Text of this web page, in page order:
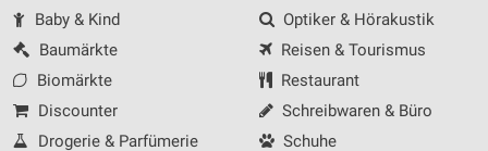
Baby & Kind
Baumärkte
Biomärkte
Discounter
Drogerie & Parfümerie
Optiker & Hörakustik
Reisen & Tourismus
Restaurant
Schreibwaren & Büro
Schuhe